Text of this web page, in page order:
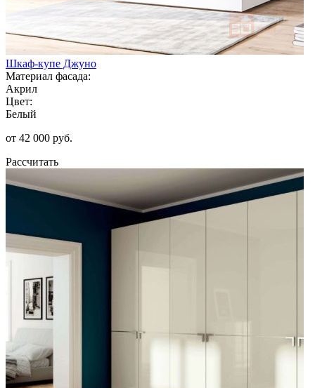
Шкаф-купе Джуно
Материал фасада:
Акрил
Цвет:
Белый
от 42 000 руб.
Рассчитать